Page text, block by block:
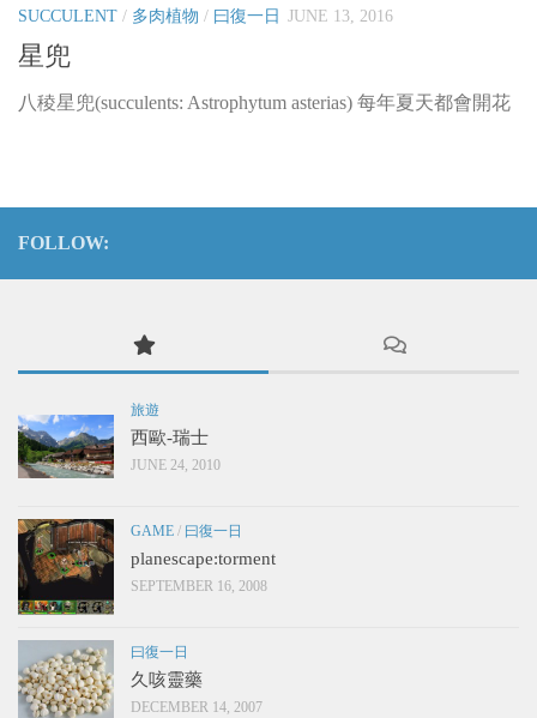
SUCCULENT / 多肉植物 / 曰復一日 JUNE 13, 2016
星兜
八稜星兜(succulents: Astrophytum asterias) 每年夏天都會開花
FOLLOW:
旅遊
西歐-瑞士
JUNE 24, 2010
GAME / 曰復一日
planescape:torment
SEPTEMBER 16, 2008
曰復一日
久咳靈藥
DECEMBER 14, 2007